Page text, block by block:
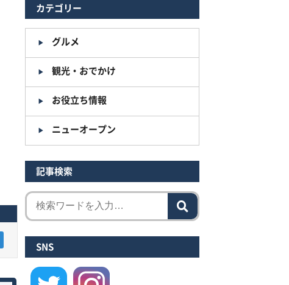
カテゴリー
グルメ
観光・おでかけ
お役立ち情報
ニューオープン
記事検索
SNS